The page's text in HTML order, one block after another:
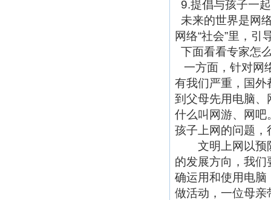
9.提倡与孩子一
未来的世界是网
网络“社会”里，引
下面看看专家怎
一方面，针对网
有我们严重，国外
到父母先用电脑
什么叫网游、网吧
孩子上网的问题，
文明上网以预防
的发展方向，我
确运用和使用电脑
做活动，一位母亲